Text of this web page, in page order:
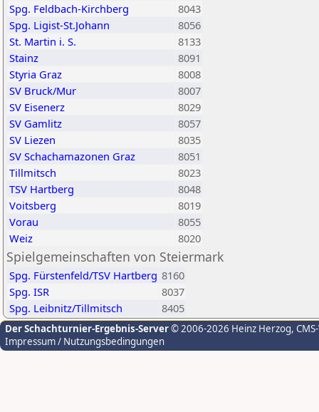
Spg. Feldbach-Kirchberg
8043
Spg. Ligist-St.Johann
8056
St. Martin i. S.
8133
Stainz
8091
Styria Graz
8008
SV Bruck/Mur
8007
SV Eisenerz
8029
SV Gamlitz
8057
SV Liezen
8035
SV Schachamazonen Graz
8051
Tillmitsch
8023
TSV Hartberg
8048
Voitsberg
8019
Vorau
8055
Weiz
8020
Spielgemeinschaften von Steiermark
Spg. Fürstenfeld/TSV Hartberg 8160
Spg. ISR
8037
Spg. Leibnitz/Tillmitsch
8405
Der Schachturnier-Ergebnis-Server© 2006-2026 Heinz Herzog,
Impressum / Nutzungsbedingungen